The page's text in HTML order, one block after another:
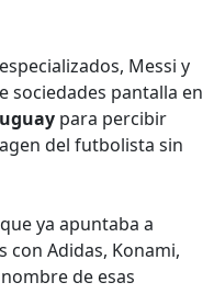
Messi y
sociedades pantalla en
para percibir
del futbolista sin
ya apuntaba a
Adidas, Konami,
de esas